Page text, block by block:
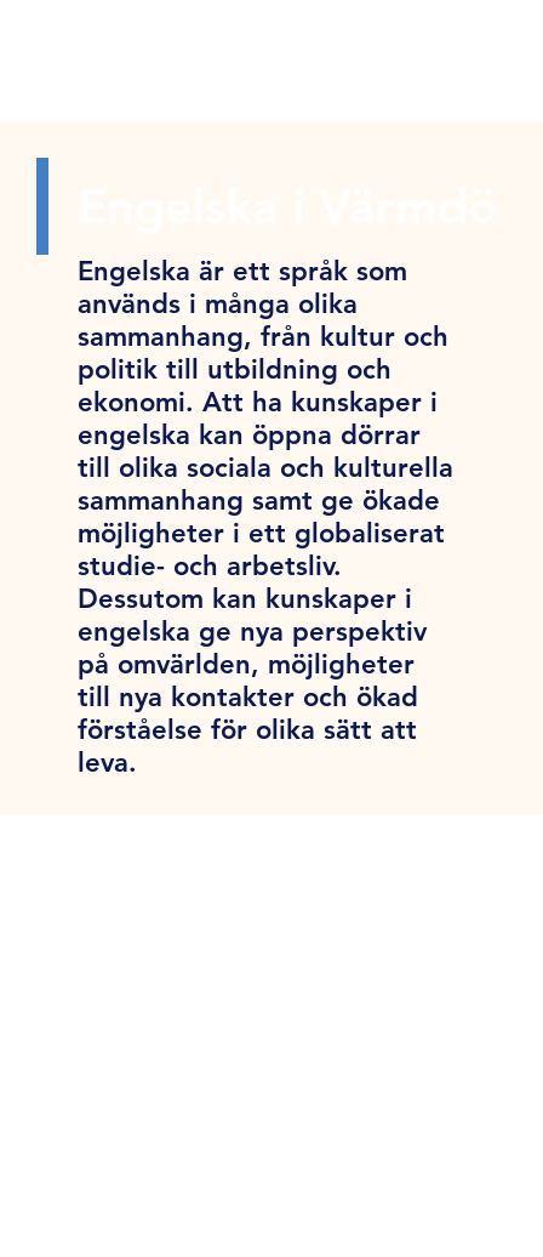
Engelska är ett språk som
används i många olika
sammanhang, från kultur och
politik till utbildning och
ekonomi. Att ha kunskaper i
engelska kan öppna dörrar
till olika sociala och kulturella
sammanhang samt ge ökade
möjligheter i ett globaliserat
studie- och arbetsliv.
Dessutom kan kunskaper i
engelska ge nya perspektiv
på omvärlden, möjligheter
till nya kontakter och ökad
förståelse för olika sätt att
leva.